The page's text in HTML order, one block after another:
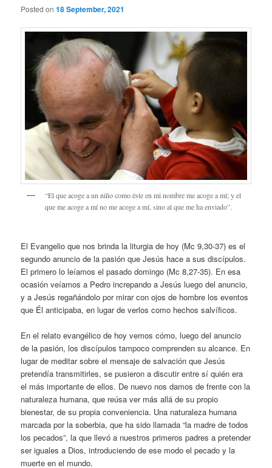
Posted on18 September, 2021
“El que acoge a un niño como éste en mi nombre me acoge a mí; y el
que me acoge a mí no me acoge a mí, sino al que me ha enviado”.
El Evangelio que nos brinda la liturgia de hoy (Mc 9,30-37) es el
segundo anuncio de la pasión que Jesús hace a sus discípulos.
El primero lo leíamos el pasado domingo (Mc 8,27-35). En esa
ocasión veíamos a Pedro increpando a Jesús luego del anuncio,
y a Jesús regañándolo por mirar con ojos de hombre los eventos
que Él anticipaba, en lugar de verlos como hechos salvíficos.
En el relato evangélico de hoy vemos cómo, luego del anuncio
de la pasión, los discípulos tampoco comprenden su alcance. En
lugar de meditar sobre el mensaje de salvación que Jesús
pretendía transmitirles, se pusieron a discutir entre sí quién era
el más importante de ellos. De nuevo nos damos de frente con la
naturaleza humana, que reúsa ver más allá de su propio
bienestar, de su propia conveniencia. Una naturaleza humana
marcada por la soberbia, que ha sido llamada “la madre de todos
los pecados”, la que llevó a nuestros primeros padres a pretender
ser iguales a Dios, introduciendo de ese modo el pecado y la
muerte en el mundo.